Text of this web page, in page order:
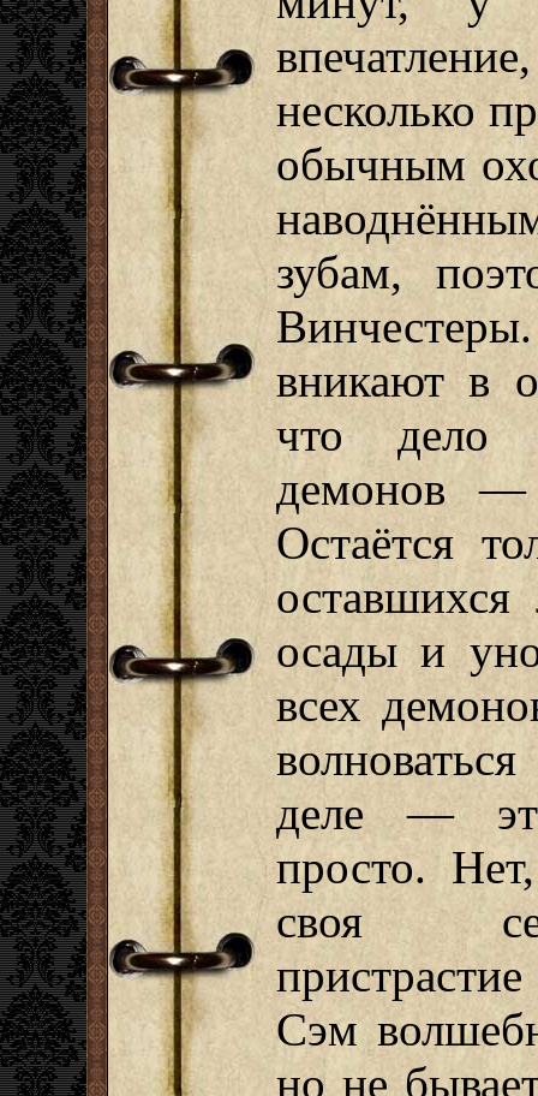
несколько
обычным
зубам,
вникают в
что дело
демонов —
Остаётся
осады и
всех
деле —
просто.
своя
Сэм
но не